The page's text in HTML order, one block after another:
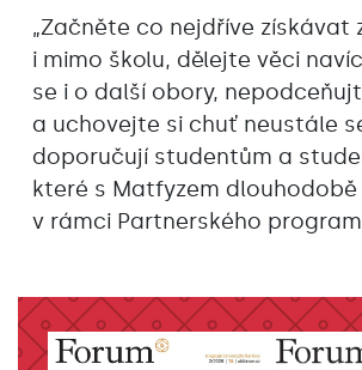
„‎Začněte co nejdříve získávat
i mimo školu, dělejte věci
se i o další obory,
a uchovejte si chuť neustále
doporučují studentům a
které s Matfyzem
v rámci Partnerského